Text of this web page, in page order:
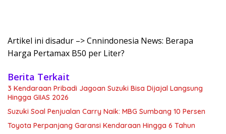
Artikel ini disadur –> Cnnindonesia News: Berapa
Harga Pertamax B50 per Liter?
Berita Terkait
3 Kendaraan Pribadi Jagoan Suzuki Bisa Dijajal Langsung
Hingga GIIAS 2026
Suzuki Soal Penjualan Carry Naik: MBG Sumbang 10 Persen
Toyota Perpanjang Garansi Kendaraan Hingga 6 Tahun